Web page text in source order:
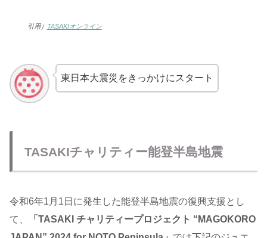
引用） TASAKIオンライン
東日本大震災をきっかけにスタート
TASAKIチャリティー能登半島地震
令和6年1月1日に発生した能登半島地震の復興支援とし
て、
「TASAKI チャリティープロジェクト “MAGOKORO